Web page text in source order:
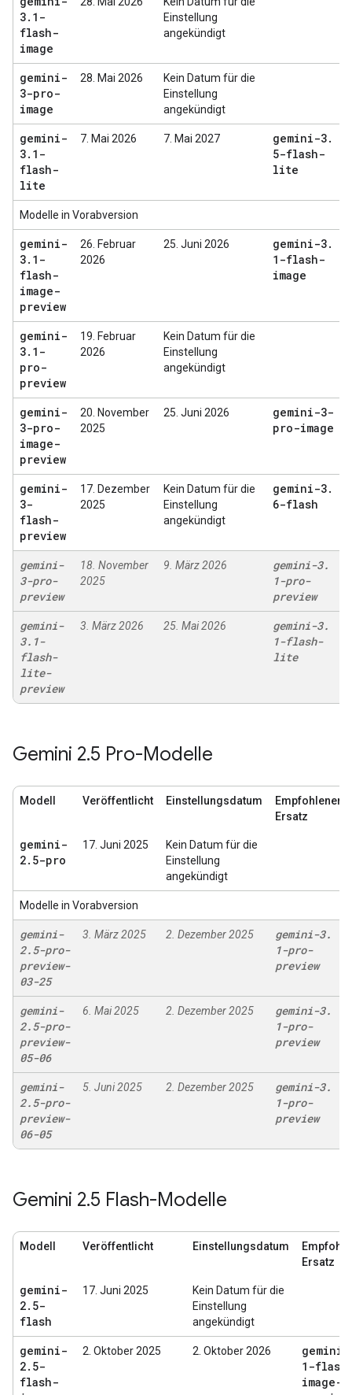
3. 1-
flash-
image
Einstellung
angekündigt
gemini-
3-pro-
image
28. Mai 2026
Kein Datum für die
Einstellung
angekündigt
gemini-
3. 1-
flash-
lite
7. Mai 2026 7. Mai 2027 gemini-3.
5-flash-
lite
Modelle in Vorabversion
gemini-
3. 1-
flash-
image-
preview
26. Februar
2026
25. Juni 2026 gemini-3.
1-flash-
image
gemini-
3. 1-
pro-
preview
19. Februar
2026
Kein Datum für die
Einstellung
angekündigt
gemini-
3-pro-
image-
preview
20. November
2025
25. Juni 2026
gemini-3-
pro-image
gemini-
3-
flash-
preview
17. Dezember
2025
Kein Datum für die
Einstellung
angekündigt
gemini-3.
6-flash
gemini-
3-pro-
preview
18. November
2025
9. März 2026 gemini-3.
1-pro-
preview
gemini-
3. 1-
flash-
lite-
preview
3. März 2026 25. Mai 2026 gemini-3.
1-flash-
lite
Gemini 2.5 Pro-Modelle
Modell Veröffentlicht Einstellungsdatum
Empfohlener
Ersatz
gemini-
2. 5-pro
17. Juni 2025
Kein Datum für die
Einstellung
angekündigt
Modelle in Vorabversion
gemini-
2.5-pro-
preview-
03-25
3. März 2025 2. Dezember 2025 gemini-3.
1-pro-
preview
gemini-
2.5-pro-
preview-
05-06
6. Mai 2025 2. Dezember 2025 gemini-3.
1-pro-
preview
gemini-
2.5-pro-
preview-
06-05
5. Juni 2025 2. Dezember 2025 gemini-3.
1-pro-
preview
Gemini 2.5 Flash-Modelle
Modell Veröffentlicht Einstellungsdatum
Ersatz
gemini-
2. 5-
flash
17. Juni 2025
Kein Datum für die
Einstellung
angekündigt
gemini-
2. 5-
flash-
2. Oktober 2025 2. Oktober 2026
gemini-
1-
image-